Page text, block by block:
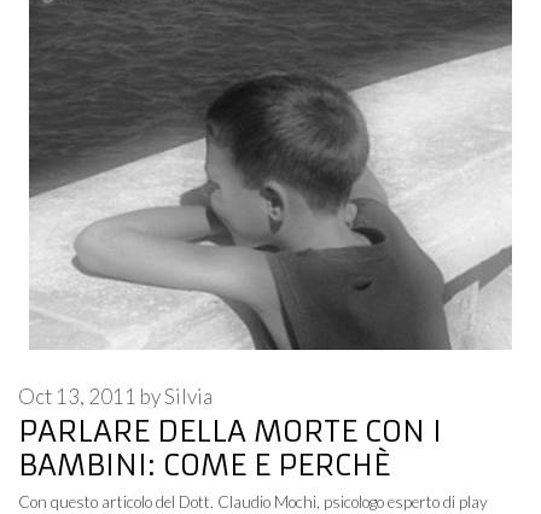
PARLARE DELLA MORTE CON I
BAMBINI: COME E PERCHÈ
Oct 13, 2011 bySilvia
Con questo articolo del Dott. Claudio Mochi, psicologo esperto di play